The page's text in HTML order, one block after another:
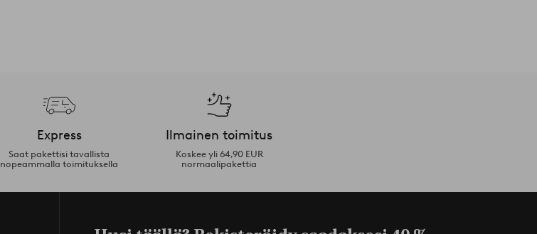
Express
Saat pakettisi tavallista
nopeammalla toimituksella
Ilmainen toimitus
Koskee yli 64,90 EUR
normaalipakettia